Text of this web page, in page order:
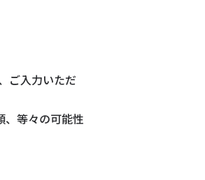
ご入力いただ
、等々の可能性